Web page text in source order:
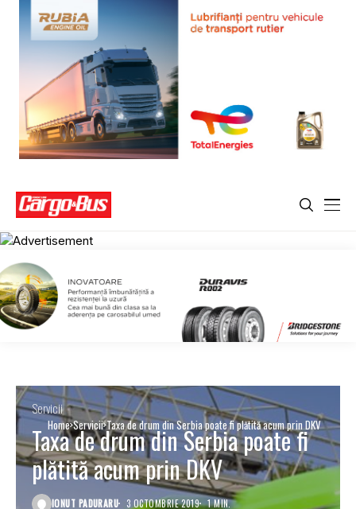
Home Servicii Taxa de drum din Serbia poate fi plătită acum prin DKV
Servicii
Taxa de drum din Serbia poate fi
plătită acum prin DKV
IONUT PADURARU 3 OCTOMBRIE 2019 1 MIN.